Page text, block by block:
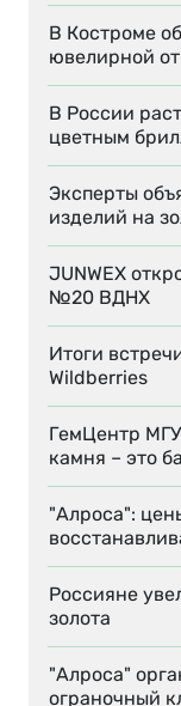
В Костроме
ювелирной
В России
цветным
Эксперты
изделий на
JUNWEX
№20 ВДНХ
Итоги
Wildberries
ГемЦентр
камня – это
"Алроса":
Россияне
золота
"Алроса"
ограночный